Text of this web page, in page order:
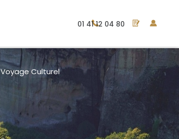
01 41 12 04 80
Voyage Culturel